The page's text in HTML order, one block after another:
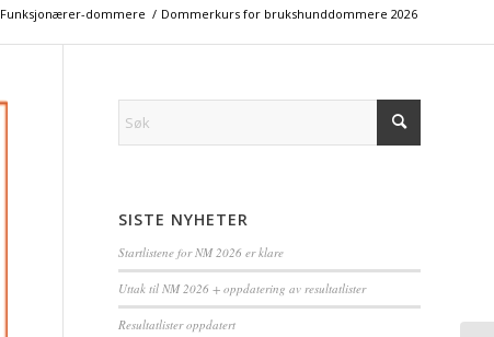
Funksjonærer-dommere / Dommerkurs for brukshunddommere 2026
SISTE NYHETER
Startlistene for NM 2026 er klare
Uttak til NM 2026 + oppdatering av resultatlister
Resultatlister oppdatert